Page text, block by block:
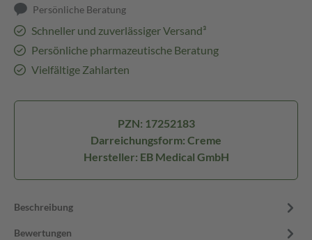
Persönliche Beratung
Schneller und zuverlässiger Versand³
Persönliche pharmazeutische Beratung
Vielfältige Zahlarten
PZN: 17252183
Darreichungsform: Creme
Hersteller: EB Medical GmbH
Beschreibung
Bewertungen